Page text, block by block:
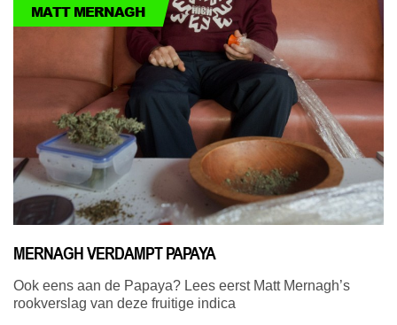
MATT MERNAGH
MERNAGH VERDAMPT PAPAYA
Ook eens aan de Papaya? Lees eerst Matt Mernagh’s
rookverslag van deze fruitige indica